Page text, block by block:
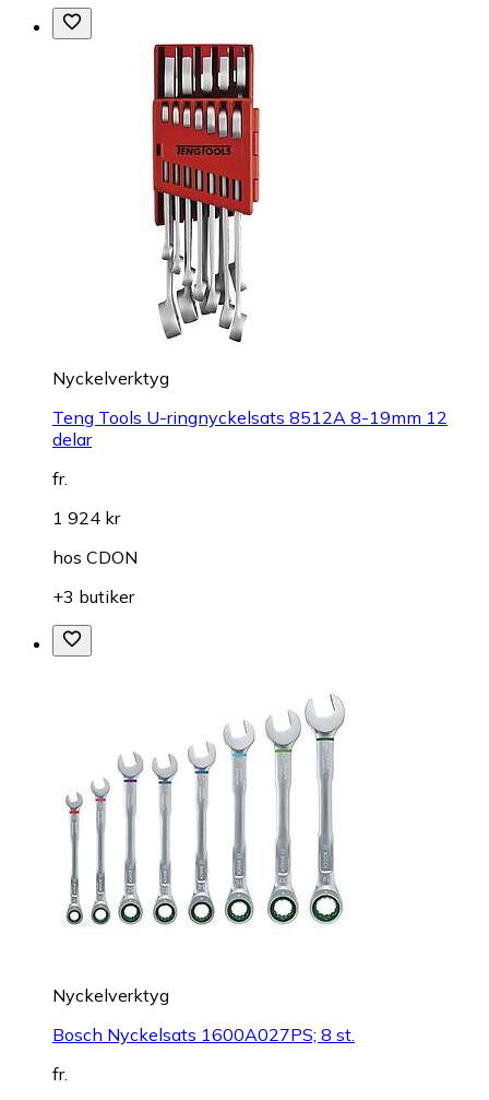
Nyckelverktyg
Teng Tools U-ringnyckelsats 8512A 8-19mm 12
delar
fr.
1 924 kr
hos CDON
+3 butiker
Nyckelverktyg
Bosch Nyckelsats 1600A027PS; 8 st.
fr.